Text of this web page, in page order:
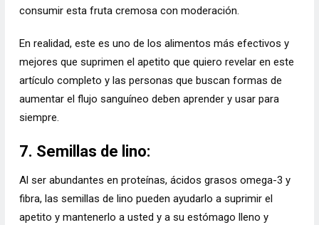
consumir esta fruta cremosa con moderación.
En realidad, este es uno de los alimentos más efectivos y
mejores que suprimen el apetito que quiero revelar en este
artículo completo y las personas que buscan formas de
aumentar el flujo sanguíneo deben aprender y usar para
siempre.
7. Semillas de lino:
Al ser abundantes en proteínas, ácidos grasos omega-3 y
fibra, las semillas de lino pueden ayudarlo a suprimir el
apetito y mantenerlo a usted y a su estómago lleno y